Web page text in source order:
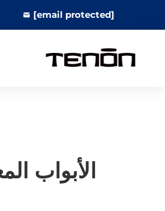
[email protected]
الأبواب